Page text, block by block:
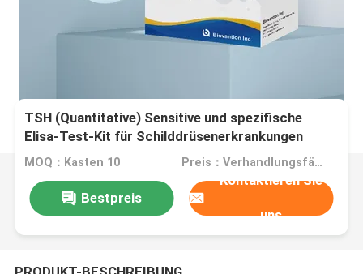
TSH (Quantitative) Sensitive und spezifische
Elisa-Test-Kit für Schilddrüsenerkrankungen
MOQ：Kasten 10 Preis：Verhandlungsfähig
Bestpreis
Kontaktieren Sie
uns